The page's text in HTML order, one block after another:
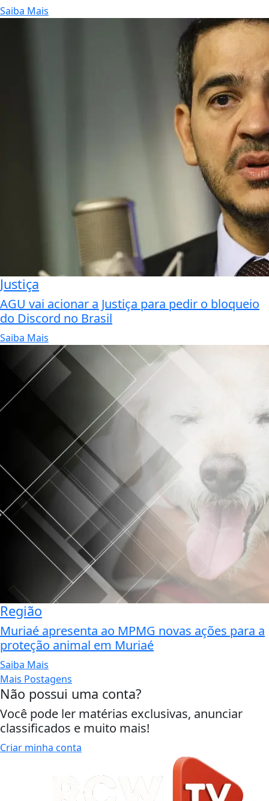
Saiba Mais
Justiça
AGU vai acionar a Justiça para pedir o bloqueio
do Discord no Brasil
Saiba Mais
Região
Muriaé apresenta ao MPMG novas ações para a
proteção animal em Muriaé
Saiba Mais
Mais Postagens
Não possui uma conta?
Você pode ler matérias exclusivas, anunciar
classificados e muito mais!
Criar minha conta